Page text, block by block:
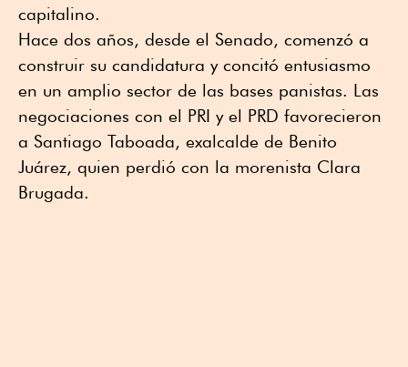
capitalino.
Hace dos años, desde el Senado, comenzó a
construir su candidatura y concitó entusiasmo
en un amplio sector de las bases panistas. Las
negociaciones con el PRI y el PRD favorecieron
a Santiago Taboada, exalcalde de Benito
Juárez, quien perdió con la morenista Clara
Brugada.